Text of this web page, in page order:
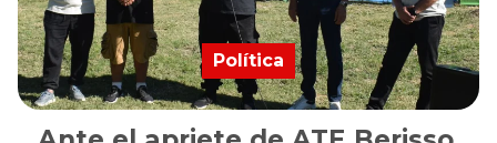
Política